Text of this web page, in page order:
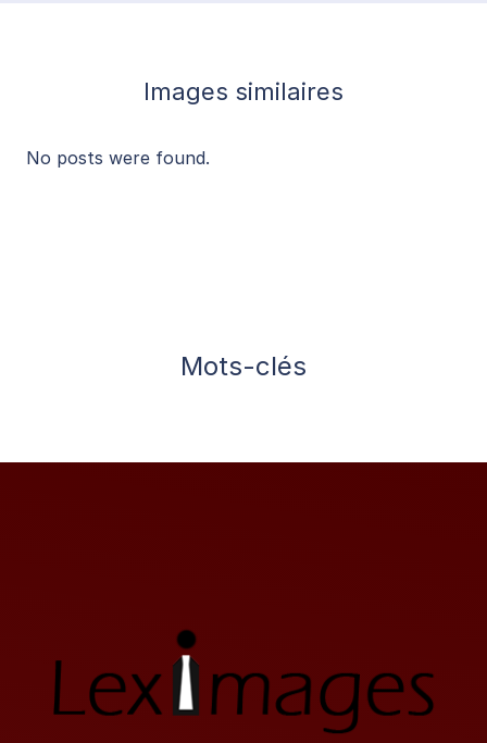
Images similaires
No posts were found.
Mots-clés